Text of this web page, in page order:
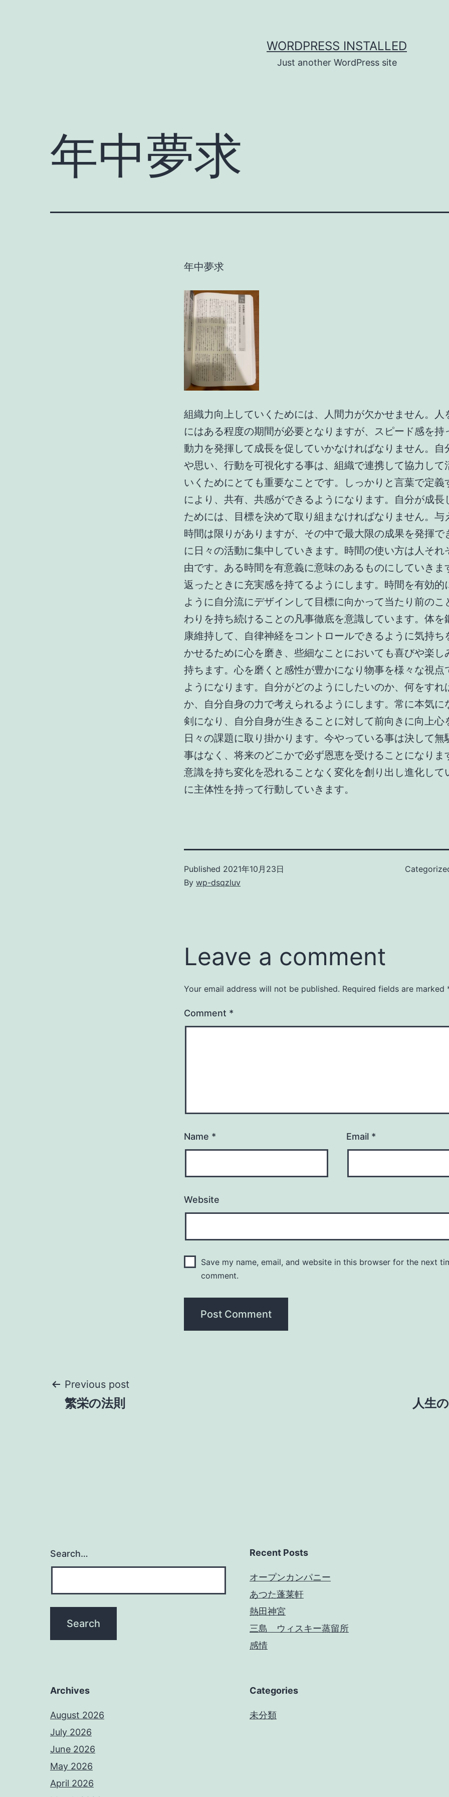
WORDPRESS INSTALLED
Just another WordPress site
年中夢求
年中夢求
組織力向上していくためには、人間力が欠かせません。人
にはある程度の期間が必要となりますが、スピード感を持
動力を発揮して成長を促していかなければなりません。自
や思い、行動を可視化する事は、組織で連携して協力して
いくためにとても重要なことです。しっかりと言葉で定義
により、共有、共感ができるようになります。自分が成長
ためには、目標を決めて取り組まなければなりません。与
時間は限りがありますが、その中で最大限の成果を発揮で
に日々の活動に集中していきます。時間の使い方は人それ
由です。ある時間を有意義に意味のあるものにしていきま
返ったときに充実感を持てるようにします。時間を有効的
ように自分流にデザインして目標に向かって当たり前のこ
わりを持ち続けることの凡事徹底を意識しています。体を
康維持して、自律神経をコントロールできるように気持ち
かせるために心を磨き、些細なことにおいても喜びや楽し
持ちます。心を磨くと感性が豊かになり物事を様々な視点
ようになります。自分がどのようにしたいのか、何をすれ
か、自分自身の力で考えられるようにします。常に本気に
剣になり、自分自身が生きることに対して前向きに向上心
日々の課題に取り掛かります。今やっている事は決して無
事はなく、将来のどこかで必ず恩恵を受けることになりま
意識を持ち変化を恐れることなく変化を創り出し進化して
に主体性を持って行動していきます。
Published 2021年10月23日
By wp-dsqzluv
Leave a comment
Your email address will not be published. Required fields are marked
Comment *
Name * Email *
Website
Save my name, email, and website in this browser for the next
comment.
Post
Previous post
繁栄の法則 人生
Search… Recent Posts
オープンカンパニー
あつた蓬莱軒
熱田神宮
三島 ウィスキー蒸留所
感情
Archives
August 2026
July 2026
June 2026
May 2026
April 2026
Categories
未分類